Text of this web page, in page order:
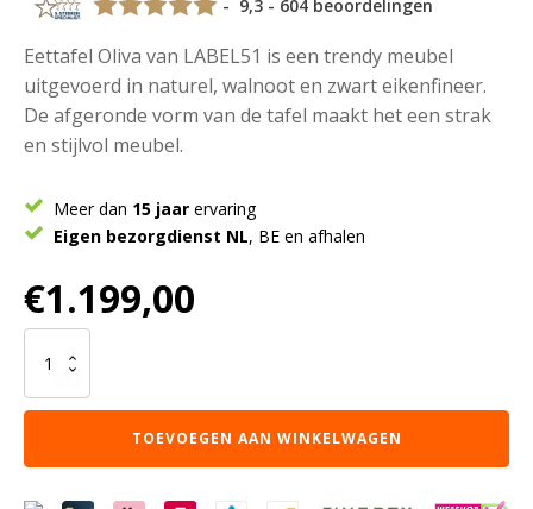
- 9,3 - 604 beoordelingen
Eettafel Oliva van LABEL51 is een trendy meubel
uitgevoerd in naturel, walnoot en zwart eikenfineer.
De afgeronde vorm van de tafel maakt het een strak
en stijlvol meubel.
Meer dan 15 jaar ervaring
Eigen bezorgdienst NL, BE en afhalen
€1.199,00
Eetkamertafel
Oliva
-
-
TOEVOEGEN AAN WINKELWAGEN